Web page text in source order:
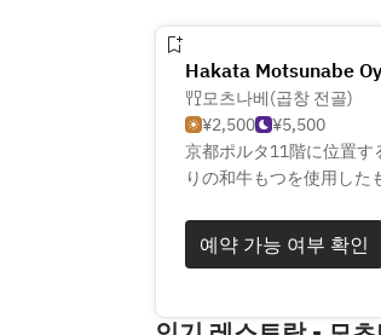
Hakata Motsunabe
모츠나베(곱창 전골)
¥2,500
¥5,500
京都ポルタ11階に位置
りの和牛もつを使用した
完備しており、お一人様
馬刺しや柔らか牛もつ
예약 가능 여부 확인